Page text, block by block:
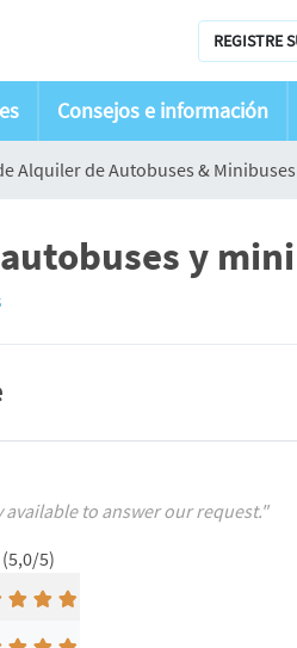
REGISTRE
Consejos e información
Alquiler de Autobuses & Minibuses
y
to answer our request."
5)